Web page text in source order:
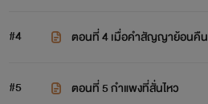
#4 ตอนที่ 4 เมื่อคำสัญญาย้อนคืน
#5 ตอนที่ 5 กำแพงที่สั่นไหว